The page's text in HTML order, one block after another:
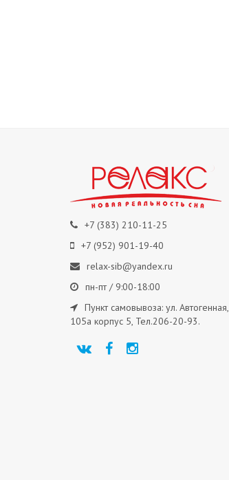
+7 (383) 210-11-25
+7 (952) 901-19-40
relax-sib@yandex.ru
пн-пт / 9:00-18:00
Пункт самовывоза: ул. Автогенная,
105а корпус 5, Тел.206-20-93.